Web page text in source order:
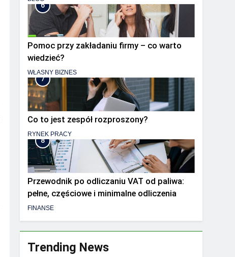
6
Pomoc przy zakładaniu firmy – co warto
wiedzieć?
WŁASNY BIZNES
7
Co to jest zespół rozproszony?
RYNEK PRACY
8
Przewodnik po odliczaniu VAT od paliwa:
pełne, częściowe i minimalne odliczenia
FINANSE
Trending News